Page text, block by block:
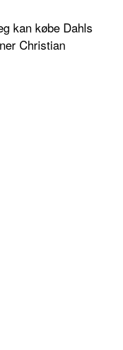
kan købe Dahls
Christian